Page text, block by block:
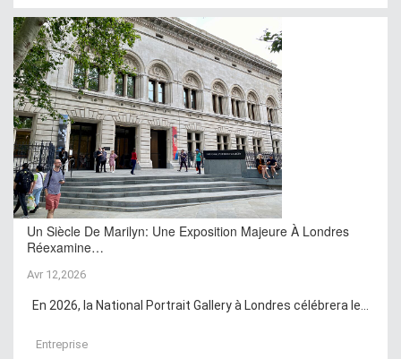
Un Siècle De Marilyn: Une Exposition Majeure À Londres
Réexamine…
Avr 12,2026
En 2026, la National Portrait Gallery à Londres célébrera le...
Entreprise